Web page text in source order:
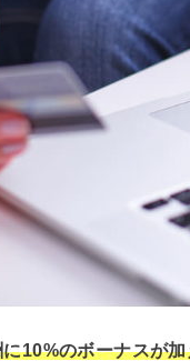
10%のボーナスが